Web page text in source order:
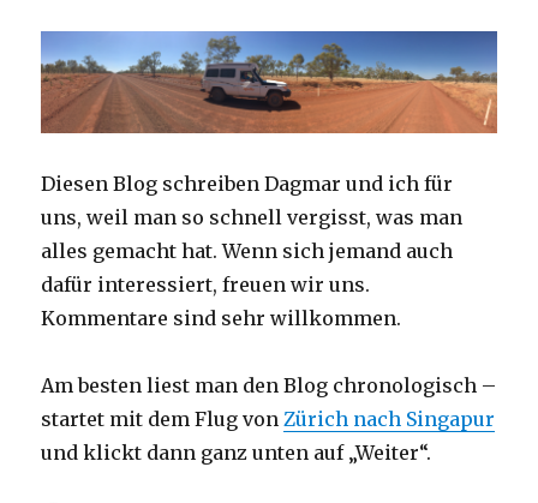
Diesen Blog schreiben Dagmar und ich für
uns, weil man so schnell vergisst, was man
alles gemacht hat. Wenn sich jemand auch
dafür interessiert, freuen wir uns.
Kommentare sind sehr willkommen.
Am besten liest man den Blog chronologisch –
startet mit dem Flug vonZürich nach Singapur
und klickt dann ganz unten auf „Weiter“.